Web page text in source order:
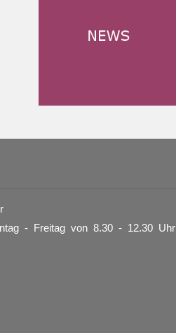
- Freitag von 8.30 - 12.30 Uhr